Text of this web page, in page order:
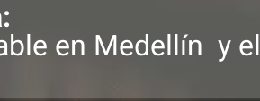
en Medellín y el